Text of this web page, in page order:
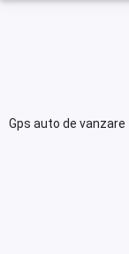
Gps auto de vanzare